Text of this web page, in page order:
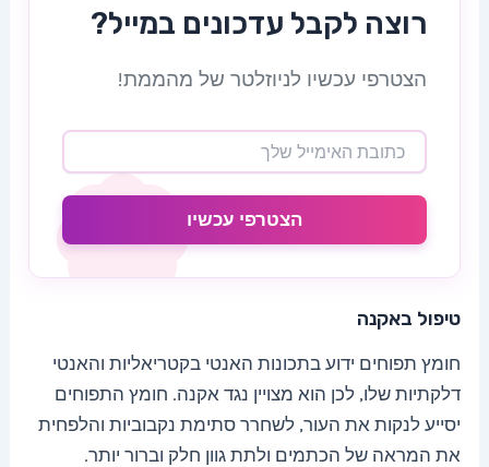
רוצה לקבל עדכונים במייל?
הצטרפי עכשיו לניוזלטר של מהממת!
הצטרפי עכשיו
טיפול באקנה
חומץ תפוחים ידוע בתכונות האנטי בקטריאליות והאנטי
דלקתיות שלו, לכן הוא מצויין נגד אקנה. חומץ התפוחים
יסייע לנקות את העור, לשחרר סתימת נקבוביות והלפחית
את המראה של הכתמים ולתת גוון חלק וברור יותר.